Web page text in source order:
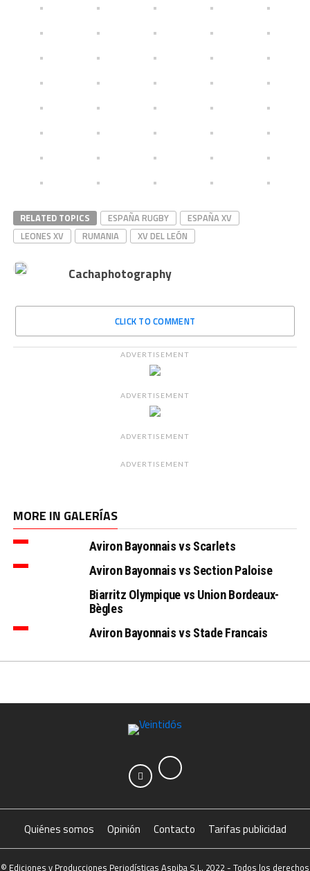
RELATED TOPICS ESPAÑA RUGBY
ESPAÑA XV
LEONES XV
RUMANIA XV DEL LEÓN
Cachaphotography
CLICK TO COMMENT
ADVERTISEMENT
ADVERTISEMENT
ADVERTISEMENT
ADVERTISEMENT
MORE IN GALERÍAS
Aviron Bayonnais vs Scarlets
Aviron Bayonnais vs Section Paloise
Biarritz Olympique vs Union Bordeaux-
Bègles
Aviron Bayonnais vs Stade Francais
Quiénes somos Opinión Contacto Tarifas publicidad
© Ediciones y Producciones Periodísticas Aspiba S.L. 2022 - Todos los derechos